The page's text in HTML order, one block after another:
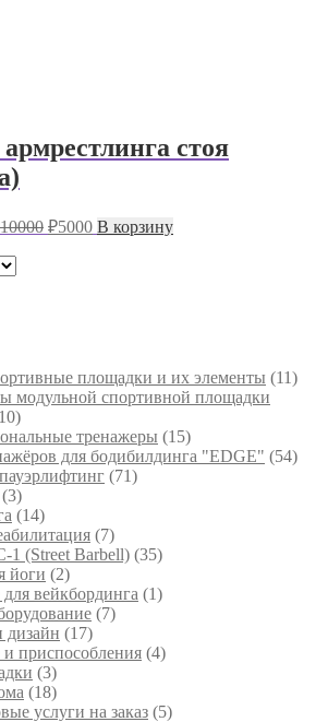
стоя
10000 Первоначальная
₽5000Текущая
цена:
В корзину
площадки и их элементы (11)
модульной спортивной площадки
тренажеры (15)
для бодибилдинга "EDGE" (54)
(71)
(3)
(14)
(7)
(Street Barbell) (35)
йоги (2)
вейкбординга (1)
(7)
дизайн (17)
приспособления (4)
(3)
(18)
услуги на заказ (5)